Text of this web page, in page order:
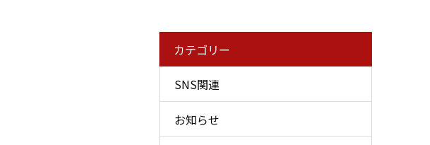
カテゴリー
SNS関連
お知らせ